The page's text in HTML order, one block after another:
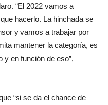
“El 2022 vamos a
hacerlo. La hinchada se
y vamos a trabajar por
mantener la categoría, es
y en función de eso”,
“si se da el chance de